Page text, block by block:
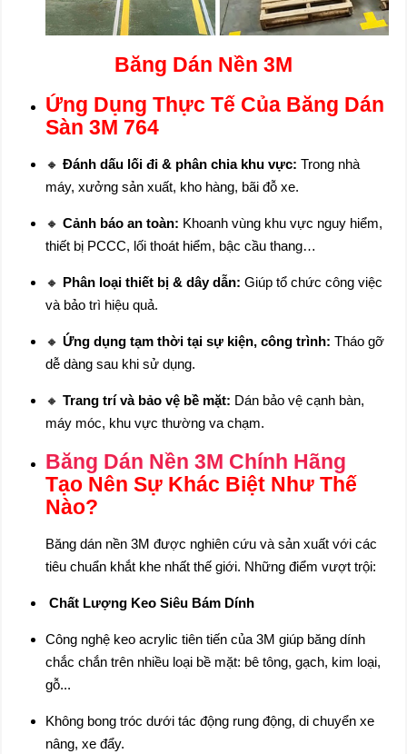
Băng Dán Nền 3M
Ứng Dụng Thực Tế Của Băng Dán
Sàn 3M 764
🔸Đánh dấu lối đi & phân chia khu vực: Trong nhà
máy, xưởng sản xuất, kho hàng, bãi đỗ xe.
🔸Cảnh báo an toàn: Khoanh vùng khu vực nguy hiểm,
thiết bị PCCC, lối thoát hiểm, bậc cầu thang…
🔸 Phân loại thiết bị & dây dẫn: Giúp tổ chức công việc
và bảo trì hiệu quả.
🔸Ứng dụng tạm thời tại sự kiện, công trình: Tháo gỡ
dễ dàng sau khi sử dụng.
🔸Trang trí và bảo vệ bề mặt: Dán bảo vệ cạnh bàn,
máy móc, khu vực thường va chạm.
Băng Dán Nền 3M Chính Hãng
Tạo Nên Sự Khác Biệt Như Thế
Nào?
Băng dán nền 3M được nghiên cứu và sản xuất với các
tiêu chuẩn khắt khe nhất thế giới. Những điểm vượt trội:
Chất Lượng Keo Siêu Bám Dính
Công nghệ keo acrylic tiên tiến của 3M giúp băng dính
chắc chắn trên nhiều loại bề mặt: bê tông, gạch, kim loại,
gỗ...
Không bong tróc dưới tác động rung động, di chuyển xe
nâng, xe đẩy.